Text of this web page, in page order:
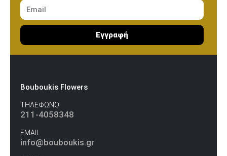
Εγγραφή
Bouboukis Flowers
ΤΗΛΕΦΩΝΟ
211-4058348
EMAIL
info@bouboukis.gr